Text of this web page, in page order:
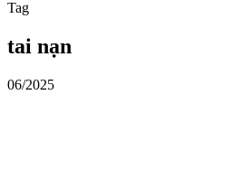
Tag
tai nạn
06/2025